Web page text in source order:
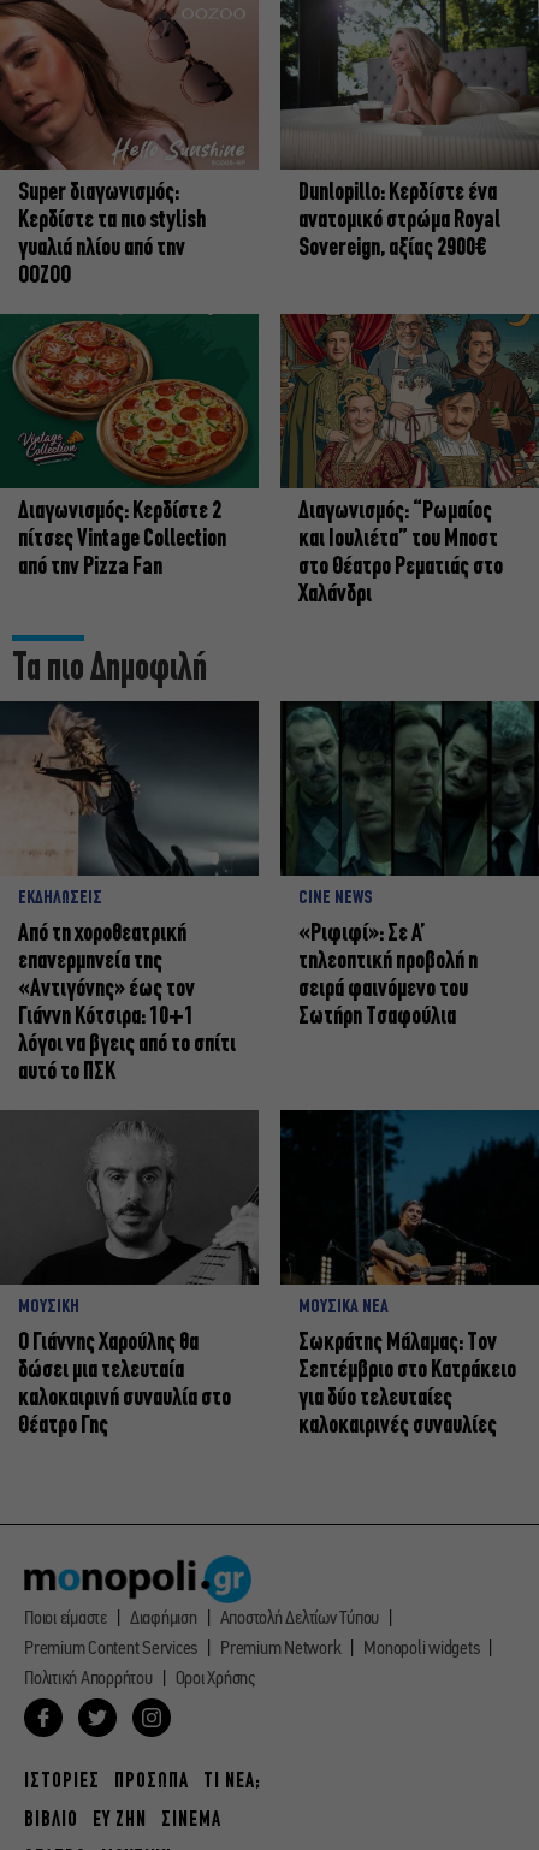
Super διαγωνισμός:
Κερδίστε τα πιο stylish
γυαλιά ηλίου από την
OOZOO
Dunlopillo: Κερδίστε ένα
ανατομικό στρώμα Royal
Sovereign, αξίας 2900€
Διαγωνισμός: Κερδίστε 2
πίτσες Vintage Collection
από την Pizza Fan
Διαγωνισμός: “Ρωμαίος
και Ιουλιέτα” του Μποστ
στο Θέατρο Ρεματιάς στο
Χαλάνδρι
Τα πιο Δημοφιλή
ΕΚΔΗΛΩΣΕΙΣ
Από τη χοροθεατρική
επανερμηνεία της
«Αντιγόνης» έως τον
Γιάννη Κότσιρα: 10+1
λόγοι να βγεις από το σπίτι
αυτό το ΠΣΚ
CINE NEWS
«Ριφιφί»: Σε Α’
τηλεοπτική προβολή η
σειρά φαινόμενο του
Σωτήρη Τσαφούλια
ΜΟΥΣΙΚΗ
Ο Γιάννης Χαρούλης θα
δώσει μια τελευταία
καλοκαιρινή συναυλία στο
Θέατρο Γης
ΜΟΥΣΙΚΑ ΝΕΑ
Σωκράτης Μάλαμας: Τον
Σεπτέμβριο στο Κατράκειο
για δύο τελευταίες
καλοκαιρινές συναυλίες
Ποιοι είμαστε Διαφήμιση
Αποστολή Δελτίων Τύπου
Premium Content Services
Premium Network
Monopoli widgets
Πολιτική Απορρήτου
Οροι Χρήσης
ΙΣΤΟΡΙΕΣ ΠΡΟΣΩΠΑ
ΤΙ ΝΕΑ;
ΒΙΒΛΙΟ
ΕΥ ΖΗΝ
ΣΙΝΕΜΑ